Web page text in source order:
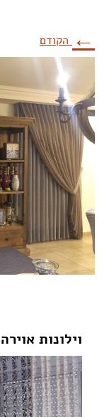
← הקודם
וילונות אוירה